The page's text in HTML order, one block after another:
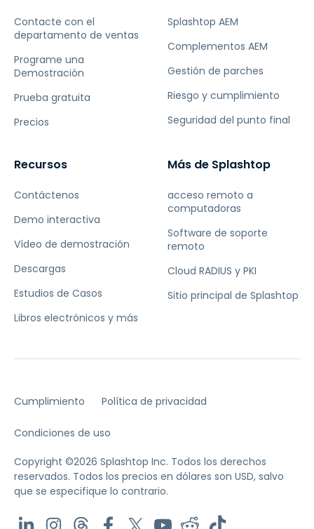
Contacte con el
departamento de ventas
Programe una
Demostración
Prueba gratuita
Precios
Splashtop AEM
Complementos AEM
Gestión de parches
Riesgo y cumplimiento
Seguridad del punto final
Recursos
Contáctenos
Demo interactiva
Vídeo de demostración
Descargas
Estudios de Casos
Libros electrónicos y más
Más de Splashtop
acceso remoto a
computadoras
Software de soporte
remoto
Cloud RADIUS y PKI
Sitio principal de Splashtop
Cumplimiento Política de privacidad
Condiciones de uso
Copyright ©2026 Splashtop Inc. Todos los derechos
reservados. Todos los precios en dólares son USD, salvo
que se especifique lo contrario.